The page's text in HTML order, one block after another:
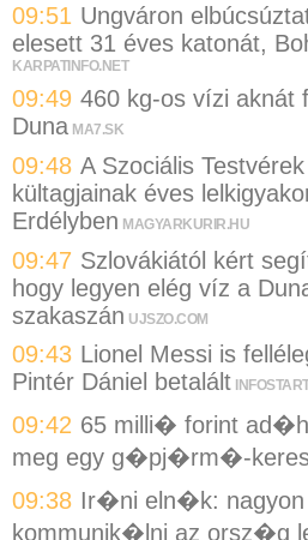
09:51 Ungváron
elesett 31 éves katonát,
KARPATINFO.NET
09:49 460 kg-os vízi aknát
Duna MA7.SK
09:48 A Szociális
kültagjainak éves
Erdélyben MAGYARKURIR.HU
09:47 Szlovákiától kért
hogy legyen elég víz a
szakaszán UJSZO.COM
09:43 Lionel Messi is
Pintér Dániel betalált
09:42 65 milli� forint
meg egy g�pj�rm�-
09:38 Ir�ni eln�k:
kommunik�lni az orsz�g